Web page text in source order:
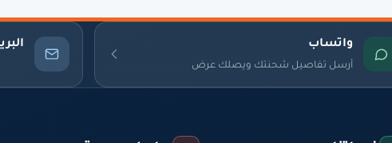
واتساب
أرسل تفاصيل شحنتك ويصلك عرض